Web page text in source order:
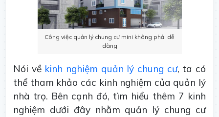
Công việc quản lý chung cư mini không phải dễ
dàng
Nói về kinh nghiệm quản lý chung cư, ta có
thể tham khảo các kinh nghiệm của quản lý
nhà trọ. Bên cạnh đó, tìm hiểu thêm 7 kinh
nghiệm dưới đây nhằm quản lý chung cư